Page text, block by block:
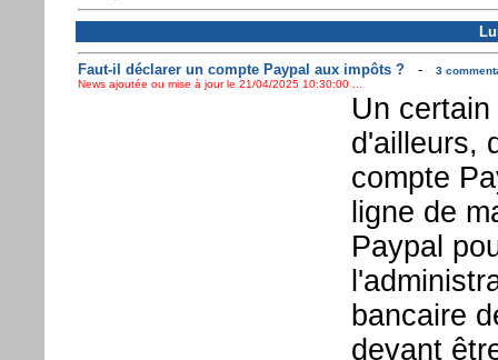
Faut-il déclarer un compte Paypal aux impôts ?-
3
News ajoutée ou mise à jour le 21/04/2025 10:30:00 ...
Un
d'ailleurs,
compte
ligne de
Paypal
bancaire
devant